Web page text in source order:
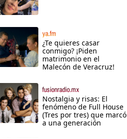
ya.fm
¿Te quieres casar
conmigo? ¡Piden
matrimonio en el
Malecón de Veracruz!
fusionradio.mx
Nostalgia y risas: El
fenómeno de Full House
(Tres por tres) que marcó
a una generación